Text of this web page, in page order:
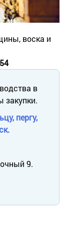
воска и
в
пергу,
9.